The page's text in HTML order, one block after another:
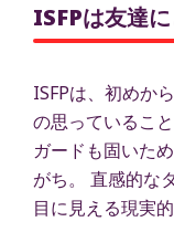
ISFPは友達
ISFPは、初めか
の思っているこ
ガードも固いた
がち。 直感的な
目に見える現実